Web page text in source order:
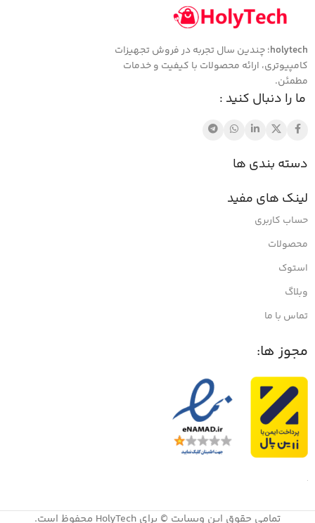
holytech؛ چندین سال تجربه در فروش تجهیزات
کامپیوتری، ارائه محصولات با کیفیت و خدمات
مطمئن.
ما را دنبال کنید :
دسته بندی ها
لینک های مفید
حساب کاربری
محصولات
استوک
وبلاگ
تماس با ما
مجوز ها:
تمامی حقوق این وبسایت © برای HolyTech محفوظ است.